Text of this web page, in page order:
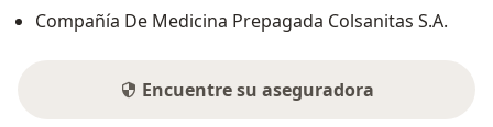
Compañía De Medicina Prepagada Colsanitas S.A.
Encuentre su aseguradora